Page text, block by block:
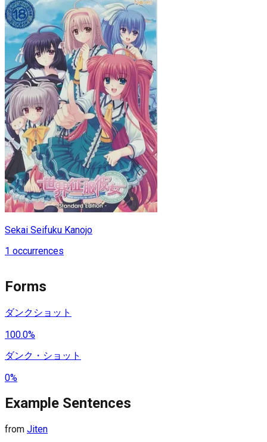
Sekai Seifuku Kanojo
1 occurrences
Forms
ダンクショット
100.0%
ダンク・ショット
0%
Example Sentences
from Jiten